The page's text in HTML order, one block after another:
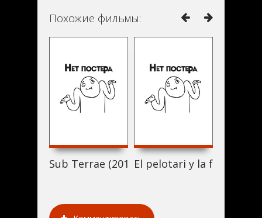
Похожие фильмы:
Sub Terrae (2017)El pelotari y la fallera